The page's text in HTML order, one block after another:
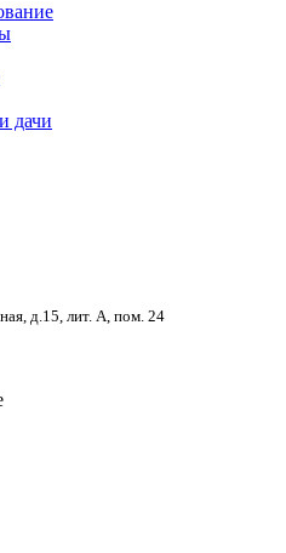
дачи
д.15, лит. А, пом. 24